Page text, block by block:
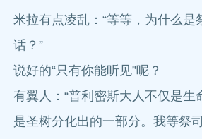
米拉有点凌乱：“等等，为什么是
话？”
说好的“只有你能听见”呢？
有翼人：“普利密斯大人不仅是生
是圣树分化出的一部分。我等祭